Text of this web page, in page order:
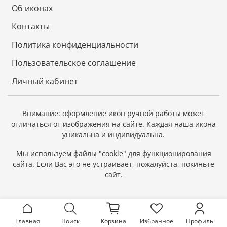
июня 1228 года, приняв перед этим монашеский
постриг с именами Давид и Евфросинья. Тела святых
были положены в одном гробе.
христианского супружества. Своими молитвами они
брак.
Дата празднования: 8 июля
мире и благополучии в семье, как святым супругам,
через всю жизнь достойно пронесшим свой крест.
Благоверные Петр и Феврония Муромские низводят
Церкви: Свято-Троицкий женский монастырь в
городе Муроме, где покоятся мощи святых.
Об иконах
Контакты
Политика конфиденциальности
Пользовательское соглашение
Личный кабинет
Внимание: оформление икон ручной работы может
отличаться от изображения на сайте. Каждая наша икона
уникальна и индивидуальна.
Мы используем файлы "cookie" для функционирования
сайта. Если Вас это не устраивает, пожалуйста, покиньте
сайт.
Главная Поиск Корзина Избранное Профиль